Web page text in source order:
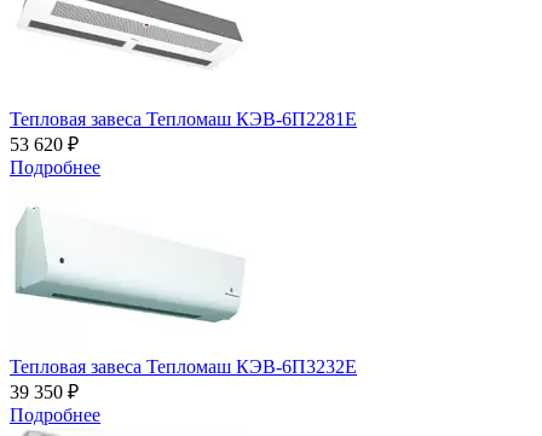
Тепловая завеса Тепломаш КЭВ-6П2281Е
53 620 ₽
Подробнее
Тепловая завеса Тепломаш КЭВ-6П3232Е
39 350 ₽
Подробнее